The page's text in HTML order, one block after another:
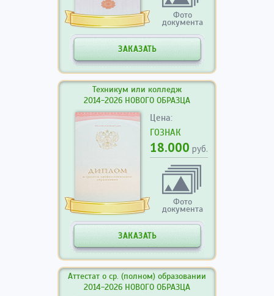
Фото
документа
ЗАКАЗАТЬ
Техникум или колледж
2014-2026 НОВОГО ОБРАЗЦА
Цена:
ГОЗНАК
18.000 руб.
Фото
документа
ЗАКАЗАТЬ
Аттестат о ср. (полном) образовании
2014-2026 НОВОГО ОБРАЗЦА